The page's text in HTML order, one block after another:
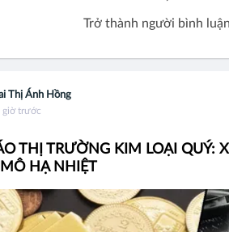
Trở thành người bình
Thị Ánh Hồng
giờ trước
THỊ TRƯỜNG KIM LOẠI QUÝ:
HẠ NHIỆT